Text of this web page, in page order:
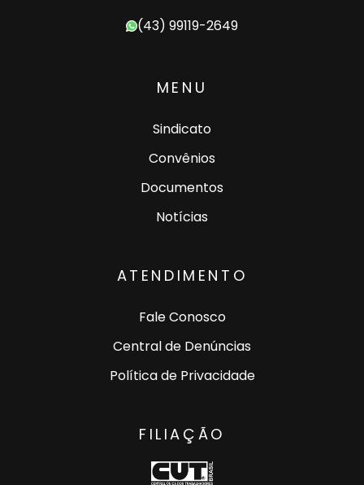
(43) 99119-2649
MENU
Sindicato
Convênios
Documentos
Notícias
ATENDIMENTO
Fale Conosco
Central de Denúncias
Política de Privacidade
FILIAÇÃO